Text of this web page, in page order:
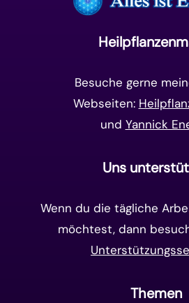
Unterbewusstsein
Besuche gerne
Webseiten:
und Yannick
Uns
Wenn du die tägliche
möchtest, dann
Themen